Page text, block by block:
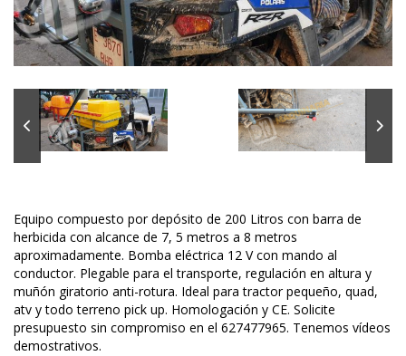
Equipo compuesto por depósito de 200 Litros con barra de
herbicida con alcance de 7, 5 metros a 8 metros
aproximadamente. Bomba eléctrica 12 V con mando al
conductor. Plegable para el transporte, regulación en altura y
muñón giratorio anti-rotura. Ideal para tractor pequeño, quad,
atv y todo terreno pick up. Homologación y CE. Solicite
presupuesto sin compromiso en el 627477965. Tenemos vídeos
demostrativos.